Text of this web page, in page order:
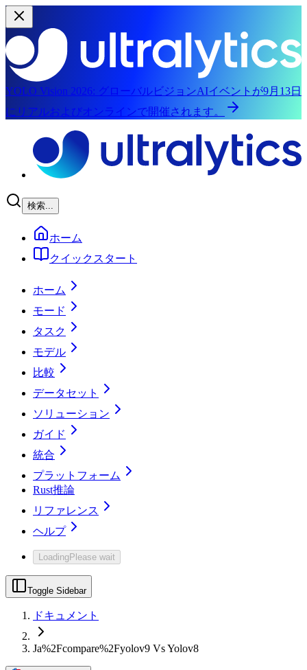
YOLO Vision 2026: グローバルビジョンAIイベントが9月13日
にリアルおよびオンラインで開催されます。
検索...
ホーム
クイックスタート
ホーム
モード
タスク
モデル
比較
データセット
ソリューション
ガイド
統合
プラットフォーム
Rust推論
リファレンス
ヘルプ
LoadingPlease wait
Toggle Sidebar
ドキュメント
Ja%2Fcompare%2Fyolov9 Vs Yolov8